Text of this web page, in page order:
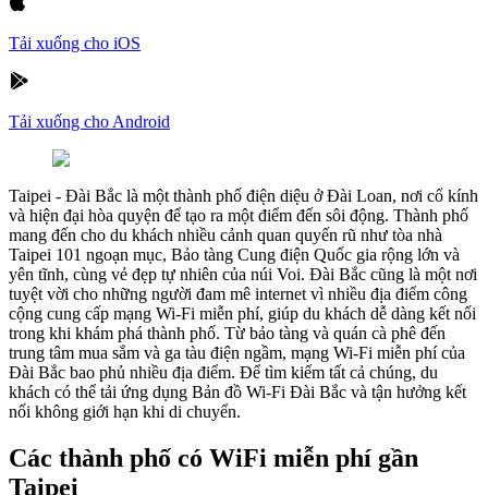
Tải xuống cho iOS
Tải xuống cho Android
Taipei - Đài Bắc là một thành phố điện diệu ở Đài Loan, nơi cổ kính
và hiện đại hòa quyện để tạo ra một điểm đến sôi động. Thành phố
mang đến cho du khách nhiều cảnh quan quyến rũ như tòa nhà
Taipei 101 ngoạn mục, Bảo tàng Cung điện Quốc gia rộng lớn và
yên tĩnh, cùng vẻ đẹp tự nhiên của núi Voi. Đài Bắc cũng là một nơi
tuyệt vời cho những người đam mê internet vì nhiều địa điểm công
cộng cung cấp mạng Wi-Fi miễn phí, giúp du khách dễ dàng kết nối
trong khi khám phá thành phố. Từ bảo tàng và quán cà phê đến
trung tâm mua sắm và ga tàu điện ngầm, mạng Wi-Fi miễn phí của
Đài Bắc bao phủ nhiều địa điểm. Để tìm kiếm tất cả chúng, du
khách có thể tải ứng dụng Bản đồ Wi-Fi Đài Bắc và tận hưởng kết
nối không giới hạn khi di chuyển.
Các thành phố có WiFi miễn phí gần
Taipei